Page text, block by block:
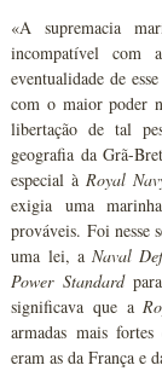
«A supremacia
incompatível com
eventualidade de
com o maior poder
libertação de tal
geografia da Grã-
especial àRoyal
exigia uma
prováveis. Foi nesse
uma lei, a Naval
Power Standard
significava que a
armadas mais
eram as da França e